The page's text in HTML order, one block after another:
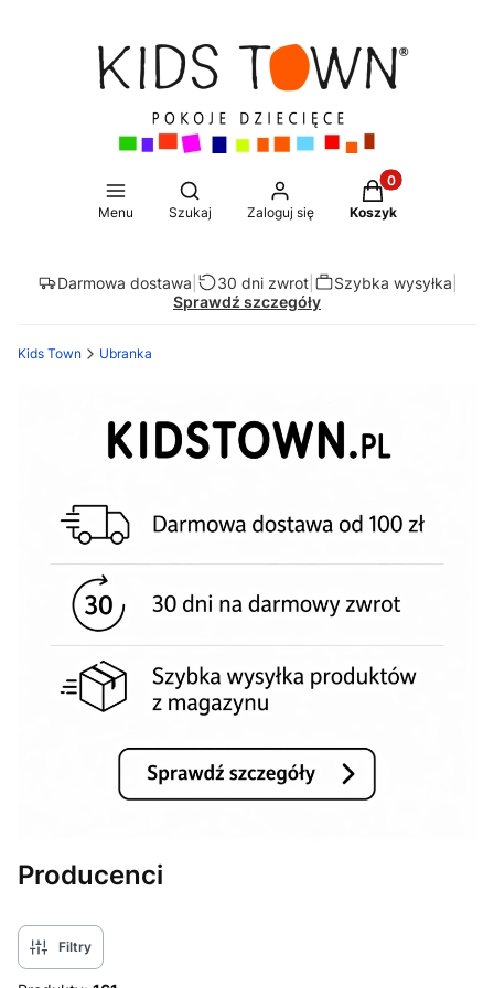
Menu
Otwórz wyszukiwarkę
Szukaj Zaloguj się
Produkty w
Koszyk
Darmowa dostawa 30 dni zwrot| Szybka wysyłka
Sprawdź szczegóły
Kids Town Ubranka
Producenci
Filtry